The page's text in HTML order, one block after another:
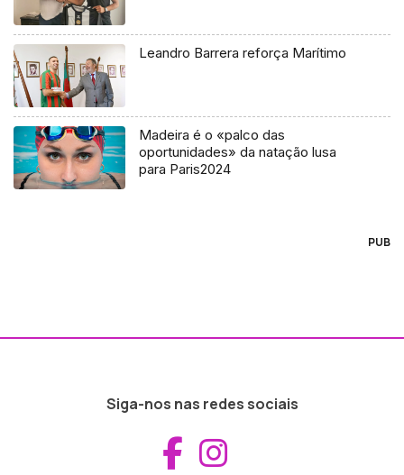
Leandro Barrera reforça Marítimo
Madeira é o «palco das
oportunidades» da natação lusa
para Paris2024
PUB
Siga-nos nas redes sociais
Aceder ao